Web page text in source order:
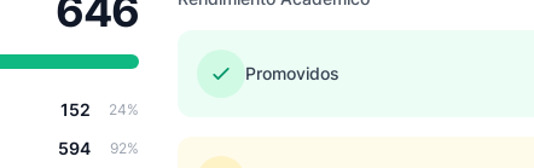
646
152 24%
594 92%
Promovidos